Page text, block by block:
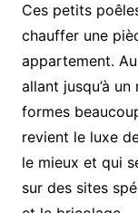
Ces petits
chauffer une
appartement.
allant jusqu’à
formes
revient le luxe
le mieux et qui
sur des sites